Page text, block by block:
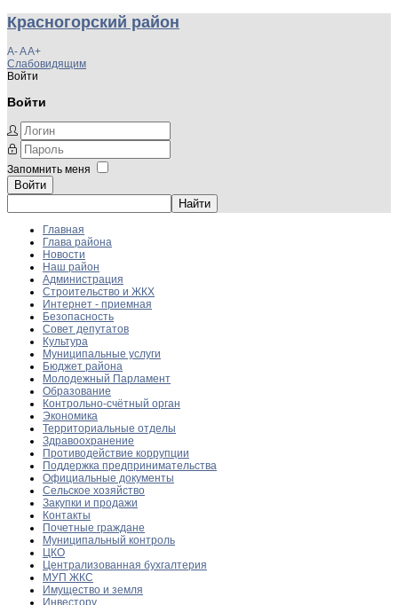
Красногорский район
A-AA+
Слабовидящим
Войти
Войти
Запомнить меня
Войти
Главная
Глава района
Новости
Наш район
Администрация
Строительство и ЖКХ
Интернет - приемная
Безопасность
Совет депутатов
Культура
Муниципальные услуги
Бюджет района
Молодежный Парламент
Образование
Контрольно-счётный орган
Экономика
Территориальные отделы
Здравоохранение
Противодействие коррупции
Поддержка предпринимательства
Официальные документы
Сельское хозяйство
Закупки и продажи
Контакты
Почетные граждане
Муниципальный контроль
ЦКО
Централизованная бухгалтерия
МУП ЖКС
Имущество и земля
Инвестору